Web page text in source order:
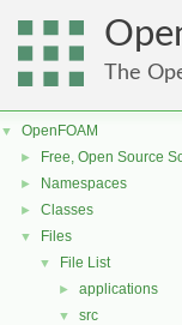
The
▼ OpenFOAM
► Free, Open Source
► Namespaces
► Classes
▼ Files
▼ File List
► applications
▼ src